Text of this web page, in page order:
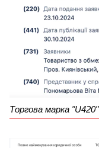
Торгова марка "U420"